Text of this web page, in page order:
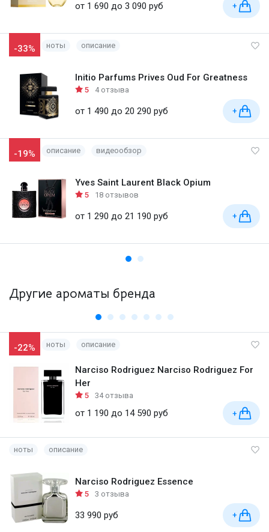
от 1 690 до 3 090 руб +
-33% ноты описание
Initio Parfums Prives Oud For Greatness
5 4 отзыва
от 1 490 до 20 290 руб +
-19% описание видеообзор
Yves Saint Laurent Black Opium
5 18 отзывов
от 1 290 до 21 190 руб +
Другие ароматы бренда
-22% ноты описание
Narciso Rodriguez Narciso Rodriguez For
Her
5 34 отзыва
от 1 190 до 14 590 руб +
ноты описание
Narciso Rodriguez Essence
5 3 отзыва
33 990 руб +